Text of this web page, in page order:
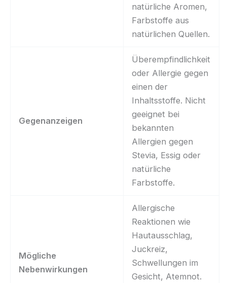
natürliche Aromen,
Farbstoffe aus
natürlichen Quellen.
Gegenanzeigen
Überempfindlichkeit
oder Allergie gegen
einen der
Inhaltsstoffe. Nicht
geeignet bei
bekannten
Allergien gegen
Stevia, Essig oder
natürliche
Farbstoffe.
Mögliche
Nebenwirkungen
Allergische
Reaktionen wie
Hautausschlag,
Juckreiz,
Schwellungen im
Gesicht, Atemnot.